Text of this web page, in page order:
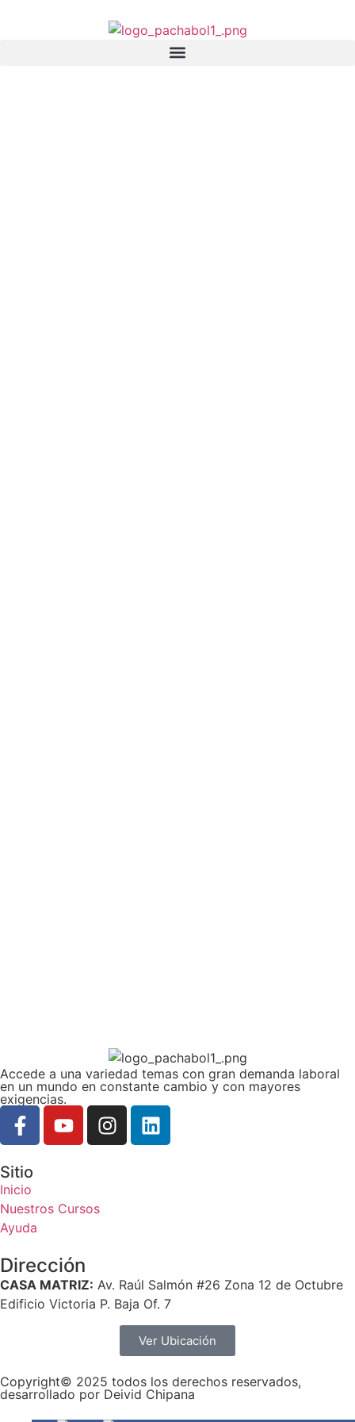
Accede a una variedad temas con gran demanda laboral
en un mundo en constante cambio y con mayores
exigencias.
Sitio
Inicio
Nuestros Cursos
Ayuda
Dirección
CASA MATRIZ: Av. Raúl Salmón #26 Zona 12 de Octubre
Edificio Victoria P. Baja Of. 7
Ver Ubicación
Copyright© 2025 todos los derechos reservados,
desarrollado por Deivid Chipana